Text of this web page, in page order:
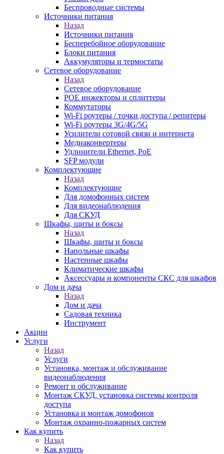
Беспроводные системы
Источники питания
Назад
Источники питания
Бесперебойное оборудование
Блоки питания
Аккумуляторы и термостаты
Сетевое оборудование
Назад
Сетевое оборудование
POE инжекторы и сплиттеры
Коммутаторы
Wi-Fi роутеры / точки доступа / репитеры
Wi-Fi роутеры 3G/4G/5G
Усилители сотовой связи и интернета
Медиаконвертеры
Удлинители Ethernet, PoE
SFP модули
Комплектующие
Назад
Комплектующие
Для домофонных систем
Для видеонаблюдения
Для СКУД
Шкафы, щиты и боксы
Назад
Шкафы, щиты и боксы
Напольные шкафы
Настенные шкафы
Климатические шкафы
Аксессуары и компоненты СКС для шкафов
Дом и дача
Назад
Дом и дача
Садовая техника
Инструмент
Акции
Услуги
Назад
Услуги
Установка, монтаж и обслуживание
видеонаблюдения
Ремонт и обслуживание
Монтаж СКУД, установка системы контроля
доступа
Установка и монтаж домофонов
Монтаж охранно-пожарных систем
Как купить
Назад
Как купить